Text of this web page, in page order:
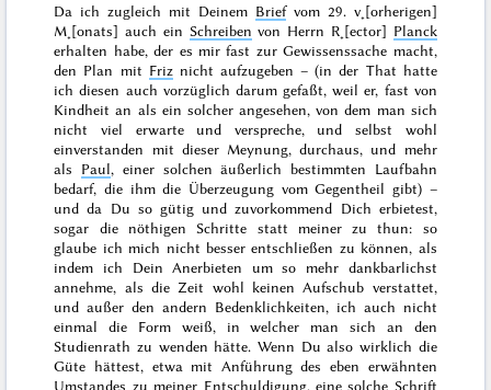
Da ich zugleich mit Deinem Briefvom 29. v˖[orherigen]
M˖[onats] auch ein Schreiben von Herrn R˖[ector] Planck
erhalten habe, der es mir fast zur Gewissenssache macht,
den Plan mit Friznicht aufzugeben – (in der That hatte
ich diesen auch vorzüglich darum gefaßt, weil er, fast von
Kindheit an als ein solcher angesehen, von dem man sich
nicht viel erwarte und verspreche, und selbst wohl
einverstanden mit dieser Meynung, durchaus, und mehr
als Paul, einer solchen äußerlich bestimmten Laufbahn
bedarf, die ihm die Überzeugung vom Gegentheil gibt) –
und da Du so gütig und zuvorkommend Dich erbietest,
sogar die nöthigen Schritte statt meiner zu thun: so
glaube ich mich nicht besser entschließen zu können, als
indem ich Dein Anerbieten um so mehr dankbarlichst
annehme, als die Zeit wohl keinen Aufschub verstattet,
und außer den andern Bedenklichkeiten, ich auch nicht
einmal die Form weiß, in welcher man sich an den
Studienrath zu wenden hätte. Wenn Du also wirklich die
Güte hättest, etwa mit Anführung des eben erwähnten
Umstandes zu meiner Entschuldigung, eine solche Schrift